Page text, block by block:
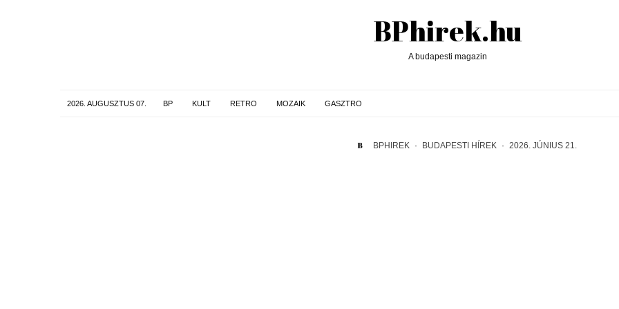
BPhirek.hu
A budapesti magazin
2026. AUGUSZTUS 07. BP KULT RETRO MOZAIK GASZTRO
BPHIREK · BUDAPESTI HÍREK · 2026. JÚNIUS 21.